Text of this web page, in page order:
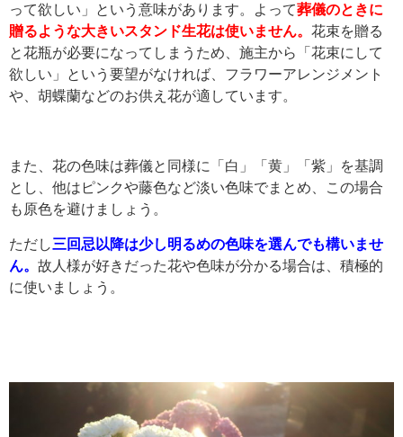
って欲しい」という意味があります。よって葬儀のときに
贈るような大きいスタンド生花は使いません。 花束を贈る
と花瓶が必要になってしまうため、施主から「花束にして
欲しい」という要望がなければ、フラワーアレンジメント
や、胡蝶蘭などのお供え花が適しています。
また、花の色味は葬儀と同様に「白」「黄」「紫」を基調
とし、他はピンクや藤色など淡い色味でまとめ、この場合
も原色を避けましょう。
ただし三回忌以降は少し明るめの色味を選んでも構いませ
ん。 故人様が好きだった花や色味が分かる場合は、積極的
に使いましょう。